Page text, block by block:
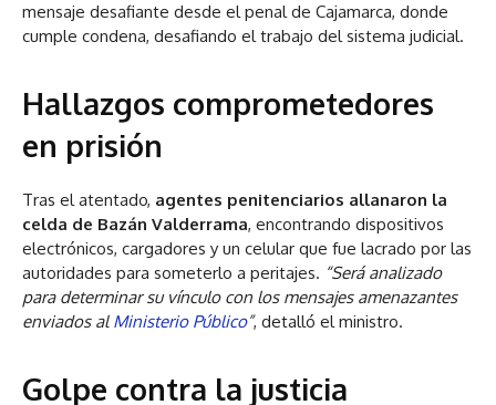
mensaje desafiante desde el penal de Cajamarca, donde
cumple condena, desafiando el trabajo del sistema judicial.
Hallazgos comprometedores
en prisión
Tras el atentado, agentes penitenciarios allanaron la
celda de Bazán Valderrama, encontrando dispositivos
electrónicos, cargadores y un celular que fue lacrado por las
autoridades para someterlo a peritajes. “Será analizado
para determinar su vínculo con los mensajes amenazantes
enviados al Ministerio Público”, detalló el ministro.
Golpe contra la justicia